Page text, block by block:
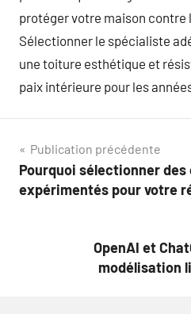
protéger votre maison contre
Sélectionner le spécialiste
une toiture esthétique et
paix intérieure pour les
Navigation
de
Publication précédente
Pourquoi sélectionner
expérimentés pour votre
OpenAI et
modélisation